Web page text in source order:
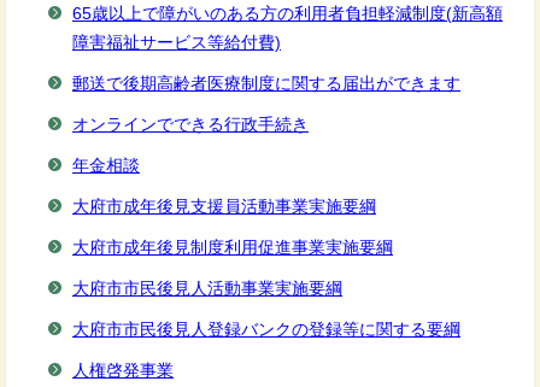
65歳以上で障がいのある方の利用者負担軽減制度(新高額
障害福祉サービス等給付費)
郵送で後期高齢者医療制度に関する届出ができます
オンラインでできる行政手続き
年金相談
大府市成年後見支援員活動事業実施要綱
大府市成年後見制度利用促進事業実施要綱
大府市市民後見人活動事業実施要綱
大府市市民後見人登録バンクの登録等に関する要綱
人権啓発事業